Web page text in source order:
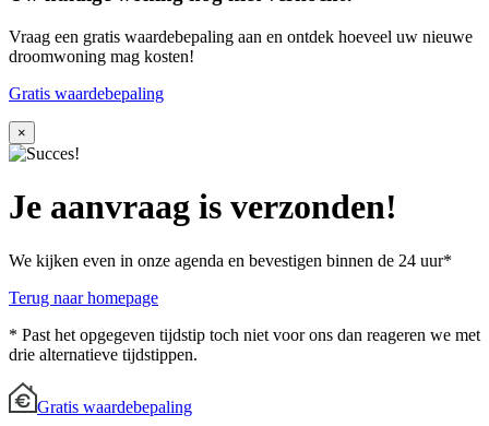
Vraag een gratis waardebepaling aan en ontdek hoeveel uw nieuwe
droomwoning mag kosten!
Gratis waardebepaling
×
Je aanvraag is verzonden!
We kijken even in onze agenda en bevestigen binnen de 24 uur*
Terug naar homepage
* Past het opgegeven tijdstip toch niet voor ons dan reageren we met
drie alternatieve tijdstippen.
Gratis waardebepaling